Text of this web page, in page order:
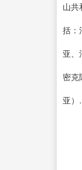
山共
括：
亚、
密克
亚